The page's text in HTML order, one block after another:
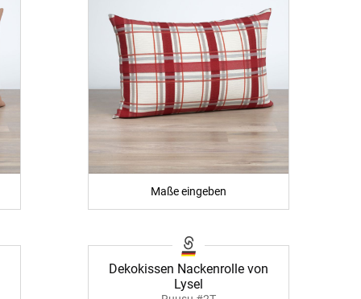
Maße eingeben
Dekokissen Nackenrolle von
Lysel